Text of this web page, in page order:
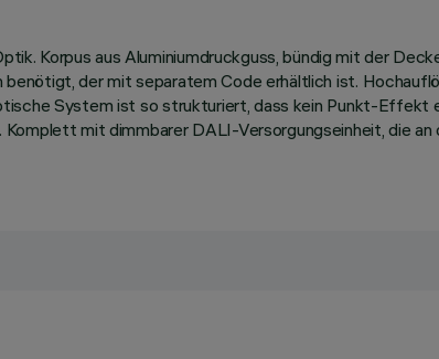
Korpus aus Aluminiumdruckguss, bündig mit der
der mit separatem Code erhältlich ist.
System ist so strukturiert, dass kein Punkt-Effekt
mit dimmbarer DALI-Versorgungseinheit, die